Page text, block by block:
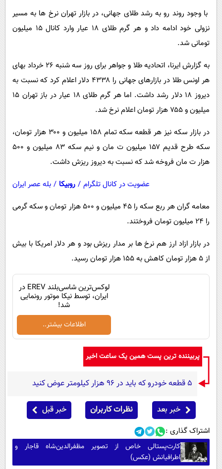
محیط زیست
سلامت
فرهنگی
بین الملل
اجتماعی
سیاست خارجی
با وجود روند رو به رشد طلای جهانی، در بازار تهران نرخ ها به مسیر
نزولی خود ادامه داد و هر گرم طلای ۱۸ عیار وارد کانال ۱۵ میلیون
تومانی شد.
به گزارش ایرنا، اتحادیه طلا و جواهر برای روز سه شنبه ۲۶ خرداد بهای
هر اونس طلا در بازارهای جهانی را ۴۳۳۸ دلار اعلام کرد که نسبت به
دیروز ۱۸ دلار رشد داشت. اما هر گرم طلای ۱۸ عیار در باز تهران ۱۵
میلیون و ۷۵۵ هزار تومان اعلام نرخ شد.
در بازار سکه نیز هر قطعه سکه تمام ۱۵۸ میلیون و ۳۰۰ هزار تومان،
سکه طرح قدیم ۱۵۷ میلیون ت مان و نیم سکه ۸۳ میلیون و ۵۰۰
هزار ت مان فروخه شد که نسبت به دیروز ریزش داشت.
عضویت در کانال تلگرام / روبیکا / بله عصر ایران
معامه گران هر ربع سکه را ۴۵ میلیون و ۵۰۰ هزار تومان و سکه گرمی
را ۲۴ میلیون تومان فروختند.
در بازار ازاد ارز هم نرخ ها بر مدار ریزش بود و هر دلار امریکا با بیش
از ۵ هزار تومان کاهش به ۱۵۵ هزار تومان رسید.
لوکس‌ترین شاسی‌بلند EREV در
ایران، توسط نیکا موتور رونمایی
شد!
اطلاعات بیشتر..
پربیننده ترین پست همین یک ساعت اخیر
۵ قطعه خودرو که باید در ۹۶ هزار کیلومتر عوض کنید
خبر بعد نظرات کاربران خبر قبل
اشتراک گذاری :
کارت‌پستالی خاص از تصویر مظفرالدین‌شاه قاجار و
اطرافیانش (عکس)